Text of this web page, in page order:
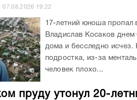
07.08.2026 19:22
17-летний юноша пропал
Владислав Косаков
дома и бесследно исчез.
подростка, из-за
человек плохо...
пруду утонул 20-